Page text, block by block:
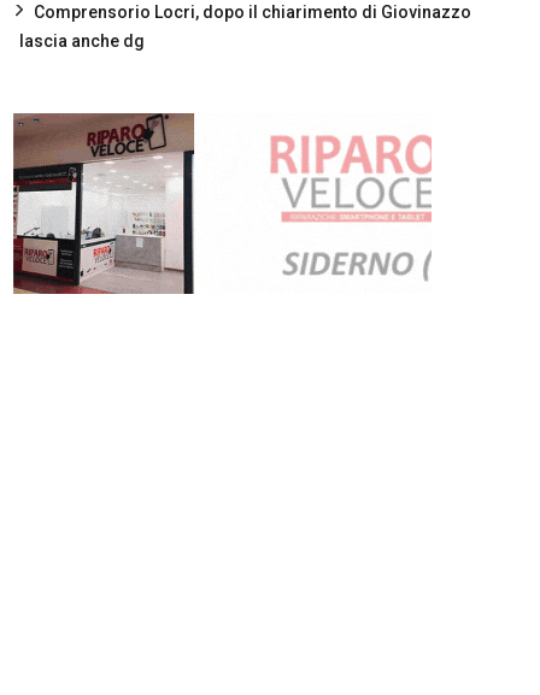
Comprensorio Locri, dopo il chiarimento di Giovinazzo
lascia anche dg